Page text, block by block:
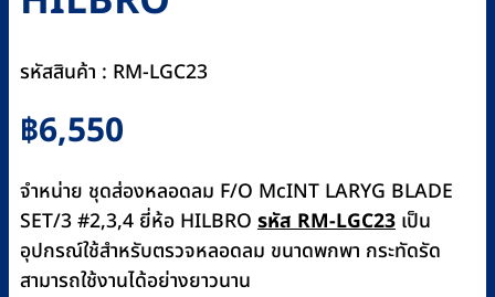
รหัสสินค้า : RM-LGC23
฿6,550
จำหน่าย ชุดส่องหลอดลม F/O McINT LARYG BLADE
SET/3 #2,3,4 ยี่ห้อ HILBRO รหัส RM-LGC23 เป็น
อุปกรณ์ใช้สำหรับตรวจหลอดลม ขนาดพกพา กระทัดรัด
สามารถใช้งานได้อย่างยาวนาน